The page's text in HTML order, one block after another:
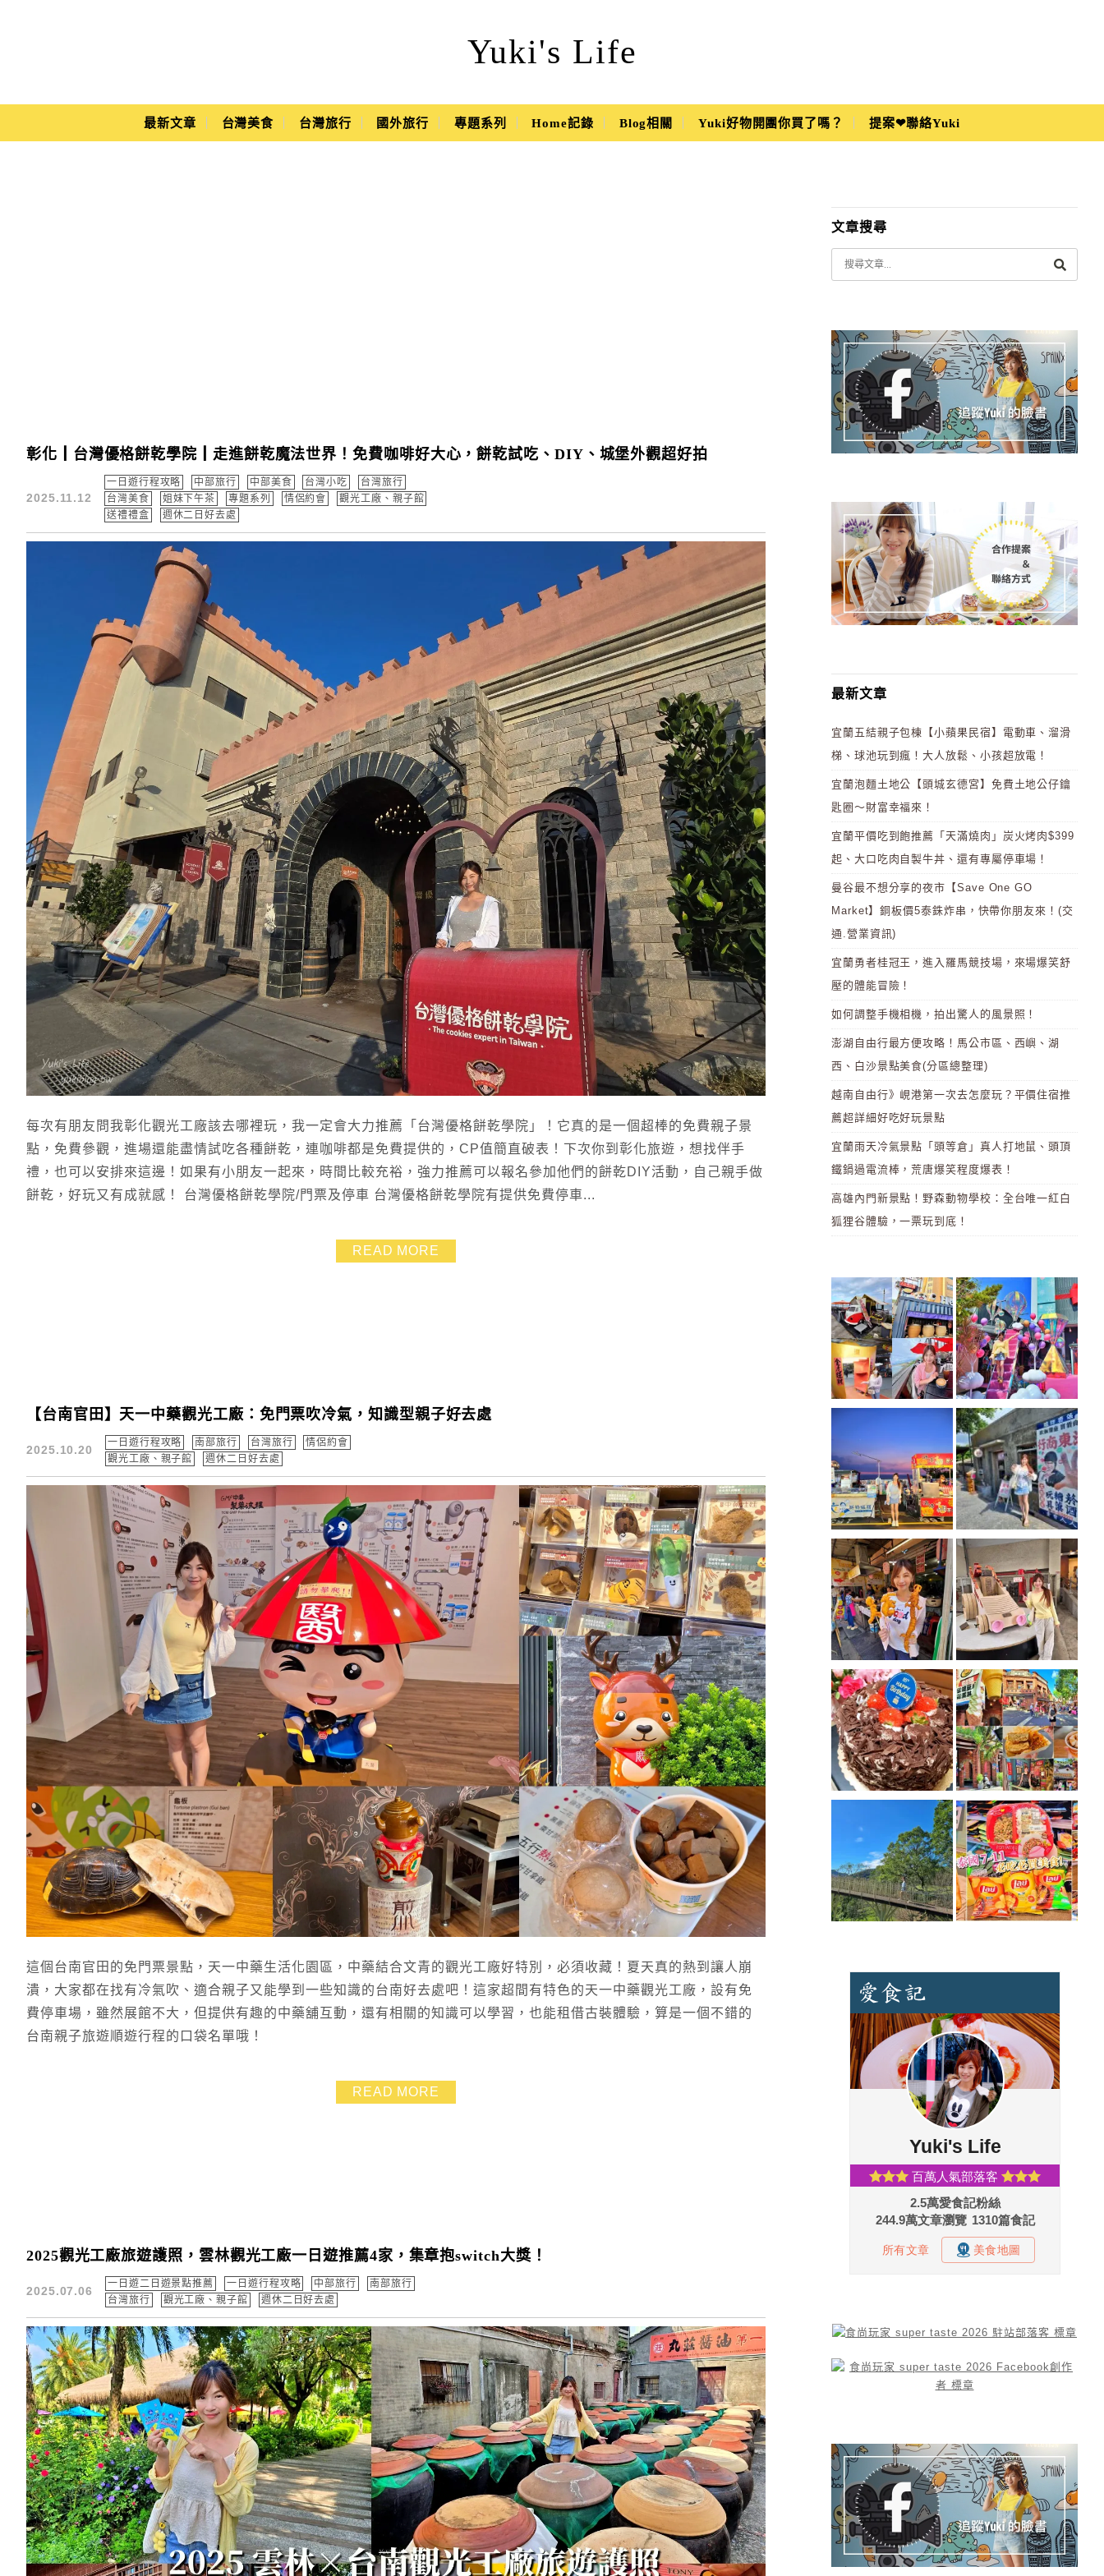
Yuki's Life
Yuki's Life
Main Menu
最新文章 台灣美食 台灣旅行 國外旅行 專題系列 Home記錄 Blog相關 Yuki好物開團你買了嗎？ 提案❤聯絡Yuki
彰化┃台灣優格餅乾學院┃走進餅乾魔法世界！免費咖啡好大心，餅乾試吃、DIY、城堡外觀超好拍
2025.11.12
一日遊行程攻略 中部旅行 中部美食 台灣小吃
台灣旅行
台灣美食
姐妹下午茶 專題系列 情侶約會
觀光工廠、親子館
送禮禮盒
週休二日好去處
每次有朋友問我彰化觀光工廠該去哪裡玩，我一定會大力推薦「台灣優格餅乾學院」！它真的是一個超棒的免費親子景
點，免費參觀，進場還能盡情試吃各種餅乾，連咖啡都是免費提供的，CP值簡直破表！下次你到彰化旅遊，想找伴手
禮，也可以安排來這邊！如果有小朋友一起來，時間比較充裕，強力推薦可以報名參加他們的餅乾DIY活動，自己親手做
餅乾，好玩又有成就感！ 台灣優格餅乾學院/門票及停車 台灣優格餅乾學院有提供免費停車...
READ MORE
【台南官田】天一中藥觀光工廠：免門票吹冷氣，知識型親子好去處
2025.10.20
一日遊行程攻略 南部旅行 台灣旅行
情侶約會
觀光工廠、親子館
週休二日好去處
這個台南官田的免門票景點，天一中藥生活化園區，中藥結合文青的觀光工廠好特別，必須收藏！夏天真的熱到讓人崩
潰，大家都在找有冷氣吹、適合親子又能學到一些知識的台南好去處吧！這家超間有特色的天一中藥觀光工廠，設有免
費停車場，雖然展館不大，但提供有趣的中藥舖互動，還有相關的知識可以學習，也能租借古裝體驗，算是一個不錯的
台南親子旅遊順遊行程的口袋名單哦！
READ MORE
2025觀光工廠旅遊護照，雲林觀光工廠一日遊推薦4家，集章抱switch大獎！
2025.07.06
一日遊二日遊景點推薦 一日遊行程攻略 中部旅行
南部旅行
台灣旅行
觀光工廠、親子館 週休二日好去處
文章搜尋
最新文章
宜蘭五結親子包棟【小蘋果民宿】電動車、溜滑
梯、球池玩到瘋！大人放鬆、小孩超放電！
宜蘭泡麵土地公【頭城玄德宮】免費土地公仔鑰
匙圈～財富幸福來！
宜蘭平價吃到飽推薦「天滿燒肉」炭火烤肉$399
起、大口吃肉自製牛丼、還有專屬停車場！
曼谷最不想分享的夜市【Save One GO
Market】銅板價5泰銖炸串，快帶你朋友來！(交
通.營業資訊)
宜蘭勇者桂冠王，進入羅馬競技場，來場爆笑舒
壓的體能冒險！
如何調整手機相機，拍出驚人的風景照！
澎湖自由行最方便攻略！馬公市區、西嶼、湖
西、白沙景點美食(分區總整理)
越南自由行》峴港第一次去怎麼玩？平價住宿推
薦超詳細好吃好玩景點
宜蘭雨天冷氣景點「頭等倉」真人打地鼠、頭頂
鐵鍋過電流棒，荒唐爆笑程度爆表！
高雄內門新景點！野森動物學校：全台唯一紅白
狐狸谷體驗，一票玩到底！